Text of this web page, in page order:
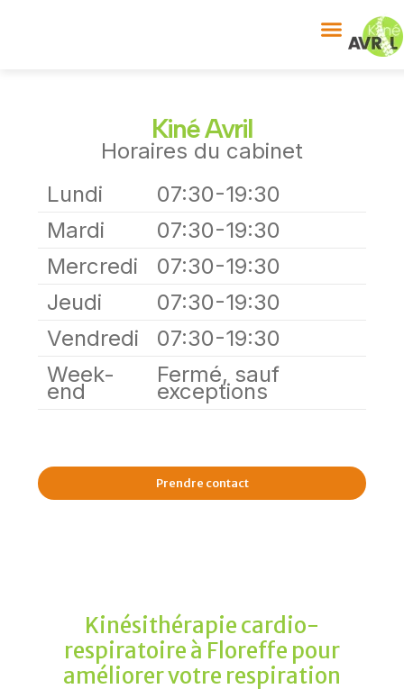
Kiné Avril
Horaires du cabinet
Lundi
07:30-19:30
Mardi
07:30-19:30
Mercredi
07:30-19:30
Jeudi
07:30-19:30
Vendredi
07:30-19:30
Week-
end
Fermé, sauf
exceptions
Prendre contact
Kinésithérapie cardio-
respiratoire à Floreffe pour
améliorer votre respiration